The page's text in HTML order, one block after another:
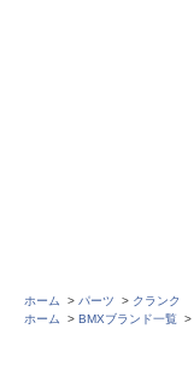
ホーム > パーツ > クランク
ホーム
> BMXブランド一覧 >